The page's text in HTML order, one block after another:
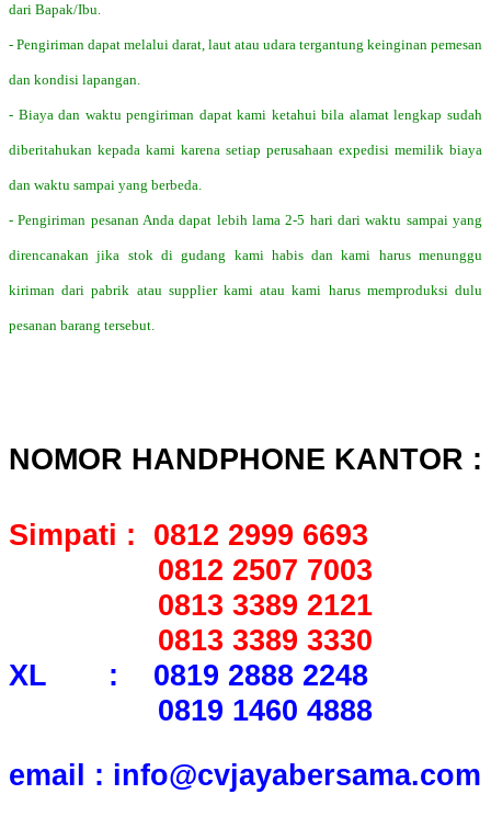
dari Bapak/Ibu.
- Pengiriman dapat melalui darat, laut atau udara tergantung keinginan pemesan
dan kondisi lapangan.
- Biaya dan waktu pengiriman dapat kami ketahui bila alamat lengkap sudah
diberitahukan kepada kami karena setiap perusahaan expedisi memilik biaya
dan waktu sampai yang berbeda.
- Pengiriman pesanan Anda dapat lebih lama 2-5 hari dari waktu sampai yang
direncanakan jika stok di gudang kami habis dan kami harus menunggu
kiriman dari pabrik atau supplier kami atau kami harus memproduksi dulu
pesanan barang tersebut.
NOMOR HANDPHONE KANTOR :
Simpati : 0812 2999 6693
0812 2507 7003
0813 3389 2121
0813 3389 3330
XL : 0819 2888 2248
0819 1460 4888
email : info@cvjayabersama.com